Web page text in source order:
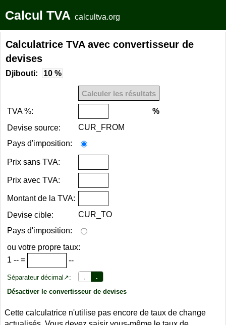
Calcul TVA calcultva.org
Calculatrice TVA avec convertisseur de
devises
Djibouti: 10 %
TVA %:
%
Devise source:
CUR_FROM
Pays d'imposition:
Prix sans TVA:
Prix avec TVA:
Montant de la TVA:
Devise cible:
CUR_TO
Pays d'imposition:
ou votre propre taux:
1 -- = --
Séparateur décimal↗: .
Désactiver le convertisseur de devises
Cette calculatrice n'utilise pas encore de taux de change